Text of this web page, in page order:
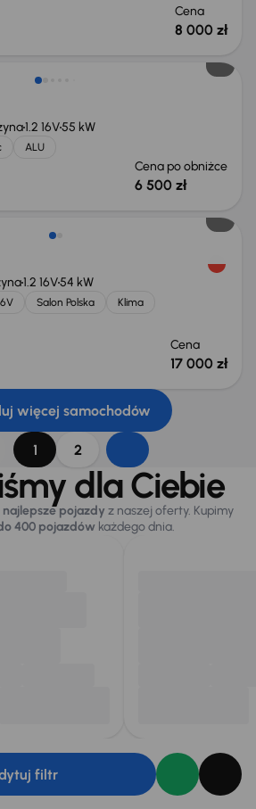
Cena
8 000 zł
1.2 16V55 kW
ALU
Cena po obniżce
6 500 zł
1.2 16V54 kW
Salon Polska
Klima
Cena
17 000 zł
więcej samochodów
1 2
dla Ciebie
najlepsze pojazdy z naszej oferty. Kupimy
400 pojazdówkażdego dnia.
filtr